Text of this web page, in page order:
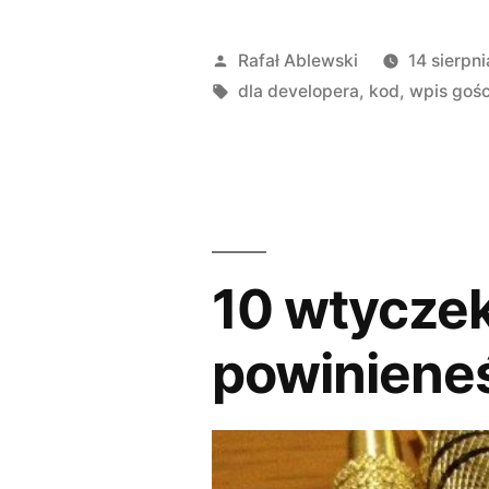
Opublikowane
przez
Rafał Ablewski
14
Tagi:
dla developera, kod,wpis
10